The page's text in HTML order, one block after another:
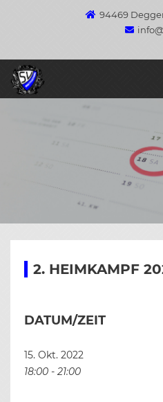
94469
2. HEIMKAMPF
DATUM/ZEIT
15. Okt. 2022
18:00 - 21:00